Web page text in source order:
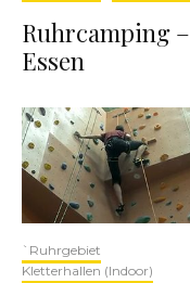
Ruhrcamping –
Essen
`Ruhrgebiet
Kletterhallen (Indoor)